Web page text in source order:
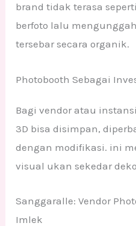
brand tidak terasa
berfoto lalu
tersebar secara organik.
Photobooth Sebagai
Bagi vendor atau
3D bisa disimpan,
dengan modifikasi. ini
visual ukan sekedar
Sanggaralle: Vendor
Imlek